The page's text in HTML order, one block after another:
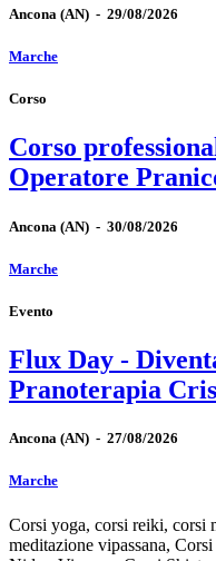
Ancona (AN) - 29/08/2026
Marche
Corso
Corso
Operatore
Ancona (AN) - 30/08/2026
Marche
Evento
Flux Day -
Pranoterapia
Ancona (AN) - 27/08/2026
Marche
Corsi yoga, corsi reiki, corsi
meditazione vipassana,